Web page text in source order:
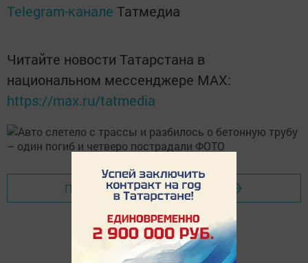
Telegram-канале Татмедиа
Читайте новости Татарстана в
национальном мессенджере MАХ:
https://max.ru/tatmedia
Перейти на страницу новости